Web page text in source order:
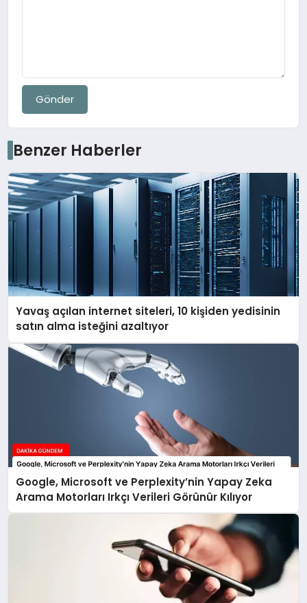
Gönder
Benzer Haberler
Yavaş açılan internet siteleri, 10 kişiden yedisinin
satın alma isteğini azaltıyor
Google, Microsoft ve Perplexity’nin Yapay Zeka
Arama Motorları Irkçı Verileri Görünür Kılıyor